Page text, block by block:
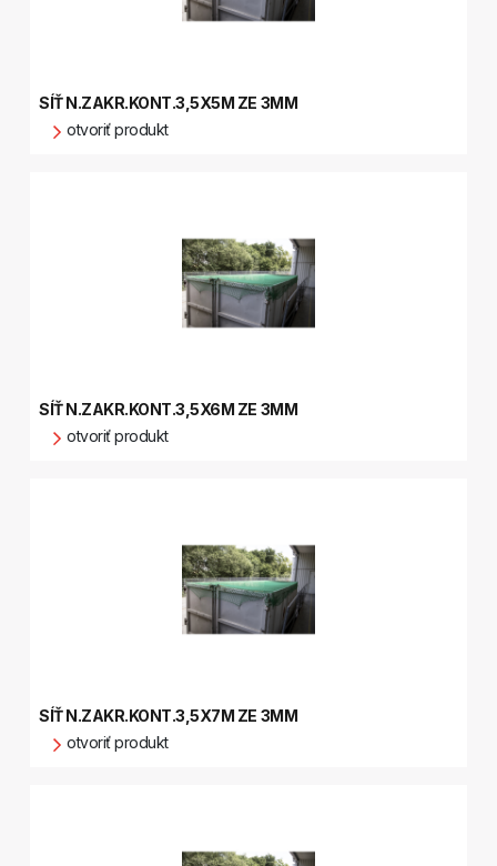
SÍŤ N.ZAKR.KONT.3,5X5M ZE 3MM
otvoriť produkt
SÍŤ N.ZAKR.KONT.3,5X6M ZE 3MM
otvoriť produkt
SÍŤ N.ZAKR.KONT.3,5X7M ZE 3MM
otvoriť produkt